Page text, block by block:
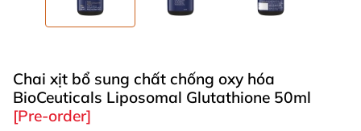
Chai xịt bổ sung chất chống oxy hóa
BioCeuticals Liposomal Glutathione 50ml
[Pre-order]